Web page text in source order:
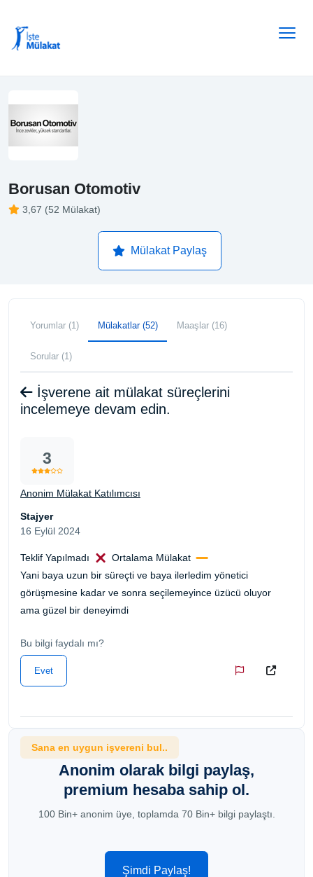
Borusan Otomotiv
3,67 (52 Mülakat)
Mülakat Paylaş
Yorumlar (1) Mülakatlar (52) Maaşlar (16)
Sorular (1)
İşverene ait mülakat süreçlerini
incelemeye devam edin.
3
Anonim Mülakat Katılımcısı
Stajyer
16 Eylül 2024
Teklif Yapılmadı
Ortalama Mülakat
Yani baya uzun bir süreçti ve baya ilerledim yönetici
görüşmesine kadar ve sonra seçilemeyince üzücü oluyor
ama güzel bir deneyimdi
Bu bilgi faydalı mı?
Evet
Sana en uygun işvereni bul..
Anonim olarak bilgi paylaş,
premium hesaba sahip ol.
100 Bin+ anonim üye, toplamda 70 Bin+ bilgi paylaştı.
Şimdi Paylaş!